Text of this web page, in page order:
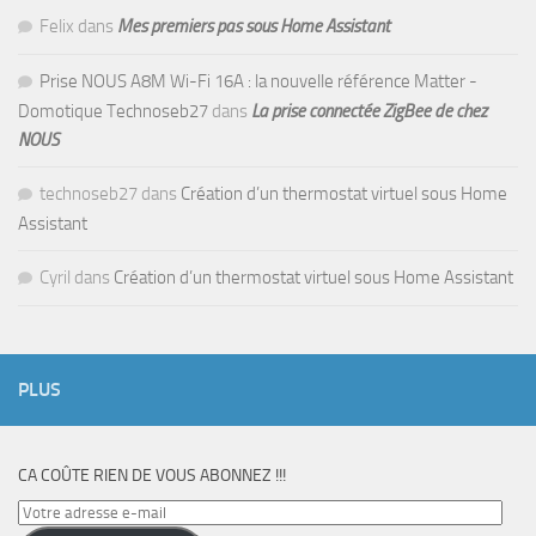
Felix dans Mes premiers pas sous Home Assistant
Prise NOUS A8M Wi-Fi 16A : la nouvelle référence Matter -
Domotique Technoseb27 dans La prise connectée ZigBee de chez
NOUS
technoseb27 dans Création d’un thermostat virtuel sous Home
Assistant
Cyril dans Création d’un thermostat virtuel sous Home Assistant
PLUS
CA COÛTE RIEN DE VOUS ABONNEZ !!!
Votre